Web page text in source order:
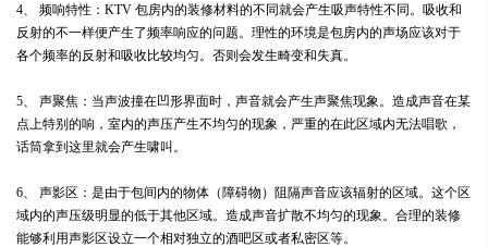
4、 频响特性：KTV 包房内的装修材料的不同就会产生吸声特性不同。吸收和
反射的不一样便产生了频率响应的问题。理性的环境是包房内的声场应该对于
各个频率的反射和吸收比较均匀。否则会发生畸变和失真。
5、 声聚焦：当声波撞在凹形界面时，声音就会产生声聚焦现象。造成声音在某
点上特别的响，室内的声压产生不均匀的现象，严重的在此区域内无法唱歌，
话筒拿到这里就会产生啸叫。
6、 声影区：是由于包间内的物体（障碍物）阻隔声音应该辐射的区域。这个区
域内的声压级明显的低于其他区域。造成声音扩散不均匀的现象。合理的装修
能够利用声影区设立一个相对独立的酒吧区或者私密区等。